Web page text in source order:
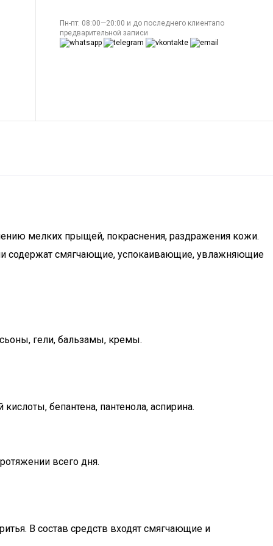
Пн-пт: 08:00—20:00 и до последнего клиентапо
предварительной записи
мелких прыщей, покраснения, раздражения кожи.
содержат смягчающие, успокаивающие, увлажняющие
гели, бальзамы, кремы.
бепантена, пантенола, аспирина.
всего дня.
В состав средств входят смягчающие и